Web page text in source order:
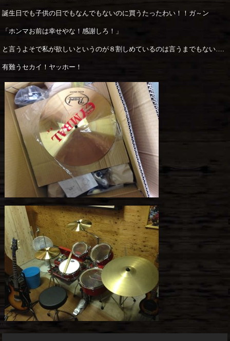
誕生日でも子供の日でもなんでもないのに買うたったわい！！ガ～ン
「ホンマお前は幸せやな！感謝しろ！」
と言うよそで私が欲しいというのが８割しめているのは言うまでもない….
有難うセカイ！ヤッホー！